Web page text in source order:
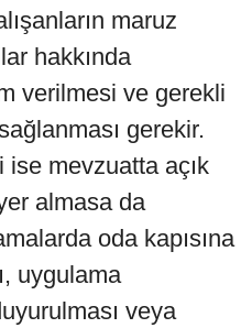
maruz
hakkında
verilmesi ve gerekli
gerekir.
mevzuatta açık
almasa da
oda kapısına
uygulama
veya